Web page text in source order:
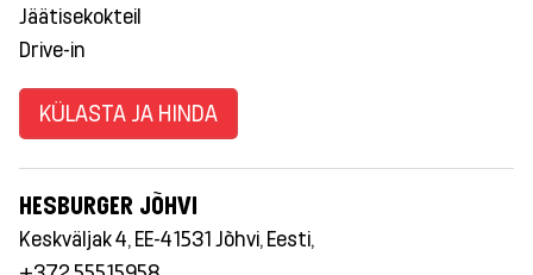
Jäätisekokteil
Drive-in
KÜLASTA JA HINDA
HESBURGER JÕHVI
Keskväljak 4, EE-41531 Jõhvi, Eesti,